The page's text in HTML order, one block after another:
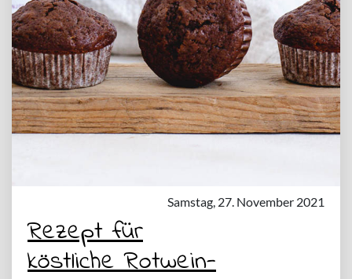
Samstag, 27. November 2021
Rezept für
köstliche Rotwein-